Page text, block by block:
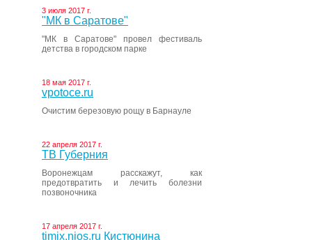
3 июля 2017 г.
"МК в Саратове"
"МК в Саратове" провел фестиваль
детства в городском парке
18 мая 2017 г.
vpotoce.ru
Очистим березовую рощу в Барнауле
22 апреля 2017 г.
ТВ Губерния
Воронежцам расскажут, как
предотвратить и лечить болезни
позвоночника
17 апреля 2017 г.
timix.nios.ru Кистюнина